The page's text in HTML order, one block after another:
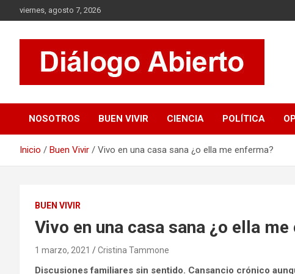
al
viernes, agosto 7, 2026
Diálogo Abierto
análisis. Se tratan diversos temas de actualidad buscando
hacer un aporte a la sociedad, brindando información relevante
NOSOTROS BUEN VIVIR CIENCIA POLÍTICA
Inicio Buen Vivir Vivo en una casa sana ¿o ella me enferma?
BUEN VIVIR
Vivo en una casa sana ¿o ella
1 marzo, 2021 Cristina Tammone
Discusiones familiares sin sentido. Cansancio crónico